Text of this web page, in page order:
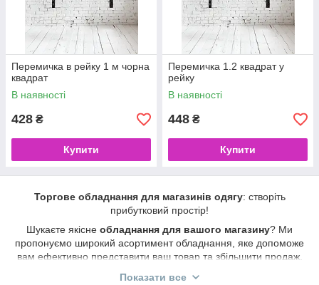
Перемичка в рейку 1 м чорна
квадрат
В наявності
428 ₴
Купити
Перемичка 1.2 квадрат у
рейку
В наявності
448 ₴
Купити
Торгове обладнання для магазинів одягу: створіть
прибутковий простір!
Шукаєте якісне обладнання для вашого магазину? Ми
пропонуємо широкий асортимент обладнання, яке допоможе
вам ефективно представити ваш товар та збільшити продаж.
У нашому каталозі ви знайдете:
Показати все